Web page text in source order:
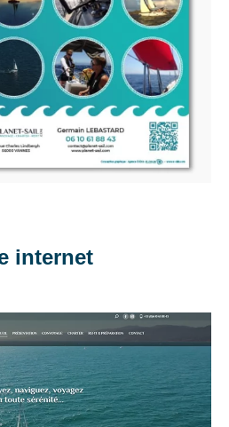
internet